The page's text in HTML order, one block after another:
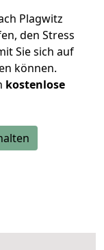
Plagwitz
den Stress
Sie sich auf
können.
kostenlose